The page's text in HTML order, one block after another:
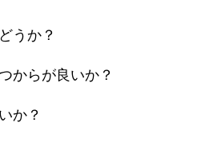
うか？
からが良いか？
か？